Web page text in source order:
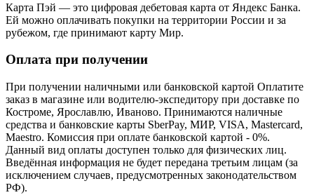
Карта Пэй — это цифровая дебетовая карта от Яндекс Банка.
Ей можно оплачивать покупки на территории России и за
рубежом, где принимают карту Мир.
Оплата при получении
При получении наличными или банковской картой Оплатите
заказ в магазине или водителю-экспедитору при доставке по
Костроме, Ярославлю, Иваново. Принимаются наличные
средства и банковские карты SberPay, МИР, VISA, Mastercard,
Maestro. Комиссия при оплате банковской картой - 0%.
Данный вид оплаты доступен только для физических лиц.
Введённая информация не будет передана третьим лицам (за
исключением случаев, предусмотренных законодательством
РФ).